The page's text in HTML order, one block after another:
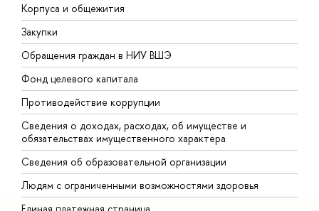
Корпуса и общежития
Закупки
Обращения граждан в НИУ ВШЭ
Фонд целевого капитала
Противодействие коррупции
Сведения о доходах, расходах, об имуществе и
обязательствах имущественного характера
Сведения об образовательной организации
Людям с ограниченными возможностями здоровья